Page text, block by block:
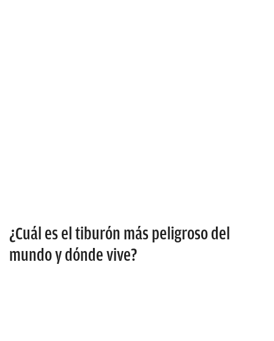
¿Cuál es el tiburón más peligroso del
mundo y dónde vive?